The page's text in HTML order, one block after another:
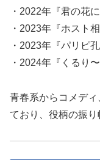
・2022年『君の花
・2023年『ホスト
・2023年『パリピ
・2024年『くるり
青春系からコメデ
ており、役柄の振り